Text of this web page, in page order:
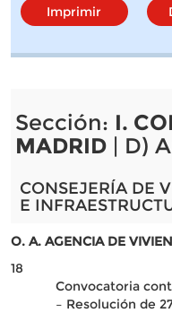
Imprimir
Sección: I.
MADRID| D)
CONSEJERÍA DE
E
O. A. AGENCIA DE
18
Convocatoria
– Resolución de